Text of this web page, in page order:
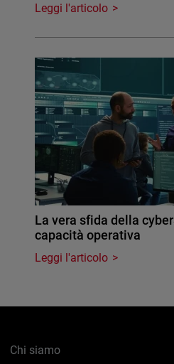
Leggi l'articolo
La vera sfida della
capacità operativa
Leggi l'articolo
Chi siamo